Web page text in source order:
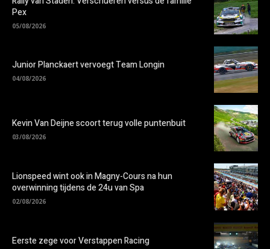
Pex
05/08/2026
Junior Planckaert vervoegt Team Longin
04/08/2026
Kevin Van Deijne scoort terug volle puntenbuit
03/08/2026
Lionspeed wint ook in Magny-Cours na hun
overwinning tijdens de 24u van Spa
02/08/2026
Eerste zege voor Verstappen Racing